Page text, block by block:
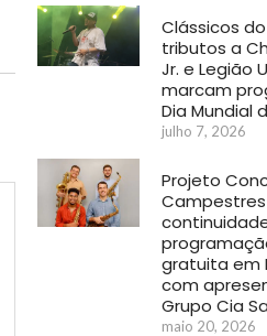
Clássicos
tributos a
Jr. e Legião
marcam
Dia Mundial
julho 7, 2026
Projeto
gratuita em
com
Grupo Cia
maio 20, 2026